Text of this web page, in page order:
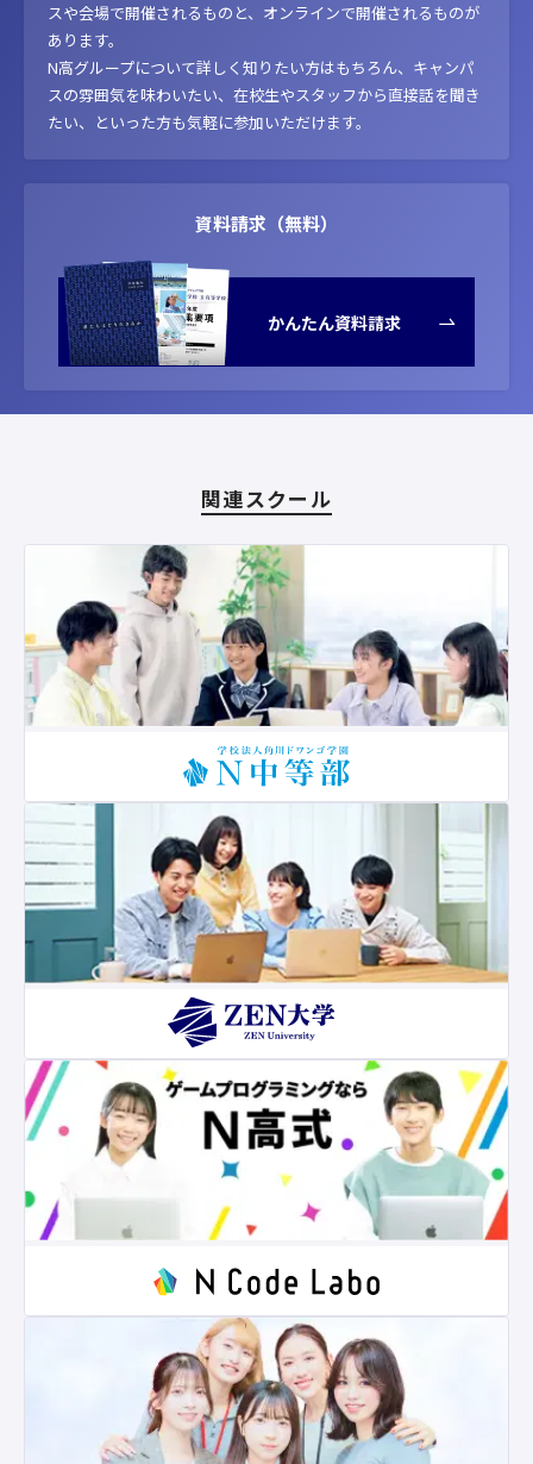
スや会場で開催されるものと、オンラインで開催されるものが
あります。
N高グループについて詳しく知りたい方はもちろん、キャンパ
スの雰囲気を味わいたい、在校生やスタッフから直接話を聞き
たい、といった方も気軽に参加いただけます。
資料請求（無料）
かんたん資料請求
関連スクール